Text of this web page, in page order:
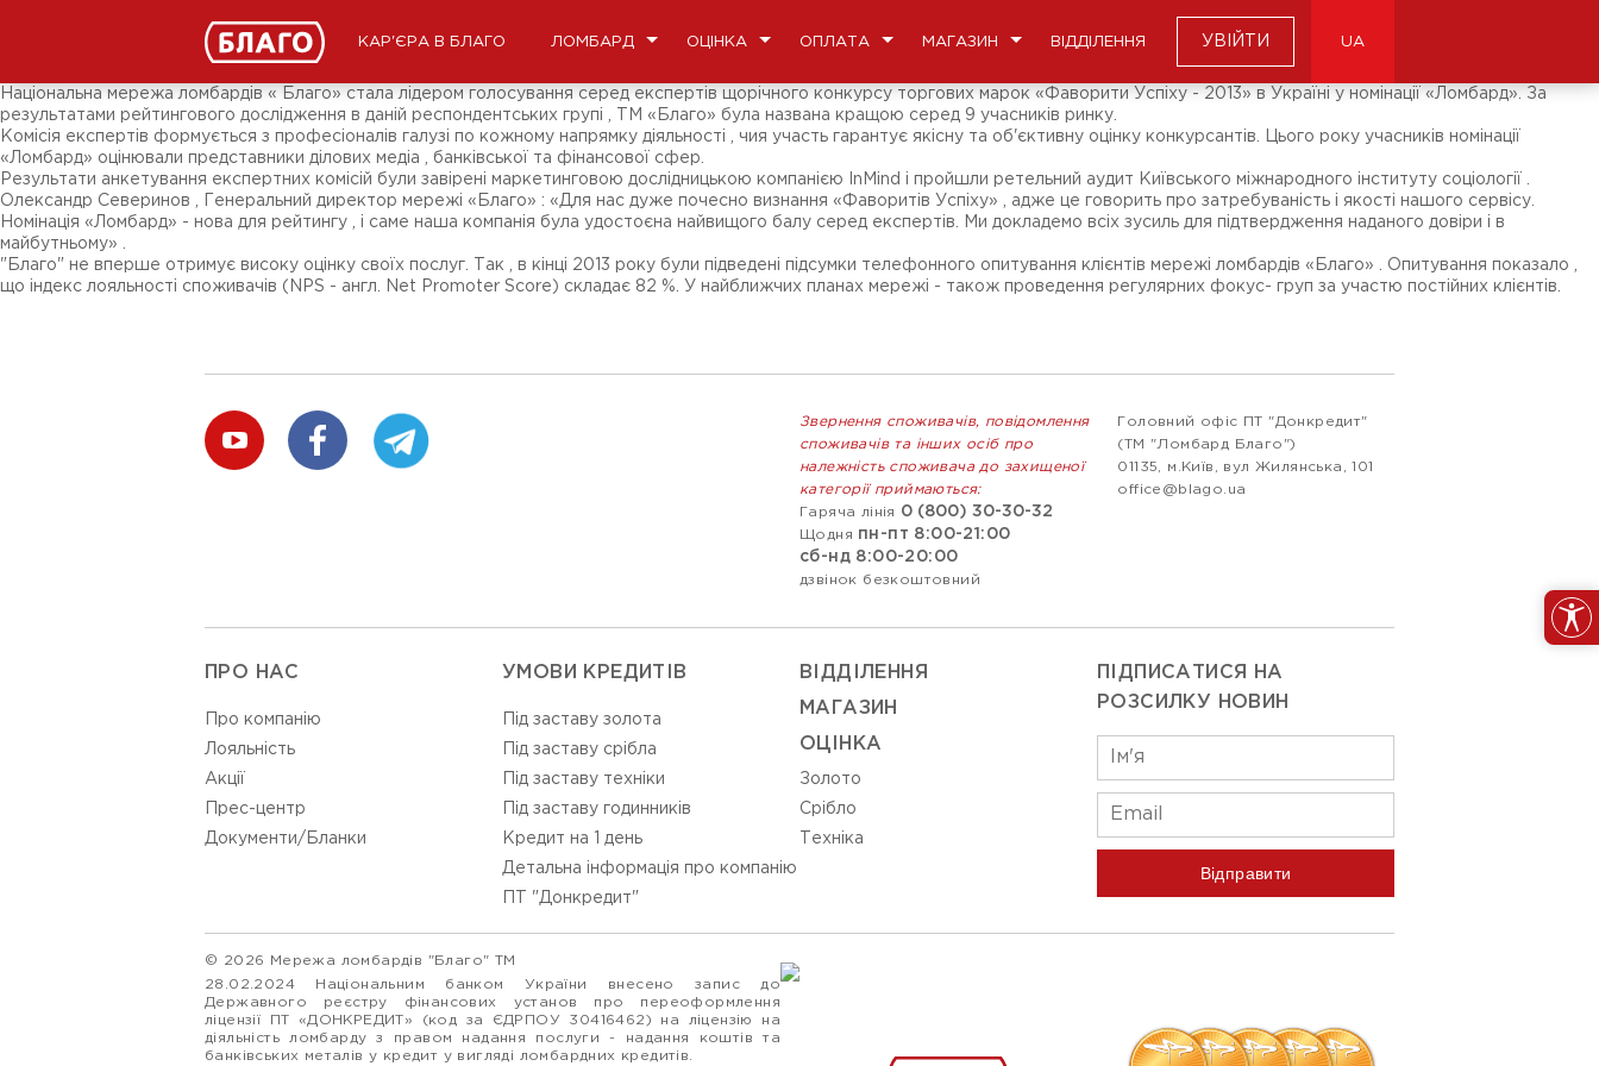
КАР'ЄРА В БЛАГО ЛОМБАРД ОЦІНКА ОПЛАТА МАГАЗИН ВІДДІЛЕННЯ УВІЙТИ UA
Підписники соц-мереж
Національна мережа ломбардів « Благо» стала лідером голосування серед експертів щорічного конкурсу торгових марок «Фаворити Успіху - 2013» в Україні у номінації «Ломбард». За
результатами рейтингового дослідження в даній респондентських групі , ТМ «Благо» була названа кращою серед 9 учасників ринку.
Комісія експертів формується з професіоналів галузі по кожному напрямку діяльності , чия участь гарантує якісну та об'єктивну оцінку конкурсантів. Цього року учасників номінації
«Ломбард» оцінювали представники ділових медіа , банківської та фінансової сфер.
Результати анкетування експертних комісій були завірені маркетинговою дослідницькою компанією InMind і пройшли ретельний аудит Київського міжнародного інституту соціології .
Олександр Северинов , Генеральний директор мережі «Благо» : «Для нас дуже почесно визнання «Фаворитів Успіху» , адже це говорить про затребуваність і якості нашого сервісу.
Номінація «Ломбард» - нова для рейтингу , і саме наша компанія була удостоєна найвищого балу серед експертів. Ми докладемо всіх зусиль для підтвердження наданого довіри і в
майбутньому» .
"Благо" не вперше отримує високу оцінку своїх послуг. Так , в кінці 2013 року були підведені підсумки телефонного опитування клієнтів мережі ломбардів «Благо» . Опитування показало ,
що індекс лояльності споживачів (NPS - англ. Net Promoter Score) складає 82 %. У найближчих планах мережі - також проведення регулярних фокус- груп за участю постійних клієнтів.
Звернення споживачів, повідомлення
споживачів та інших осіб про
належність споживача до захищеної
категорії приймаються:
Гаряча лінія
0 (800) 30-30-32
Щодня пн-пт 8:00-21:00
сб-нд 8:00-20:00
дзвінок безкоштовний
Головний офіс ПТ "Донкредит"
(ТМ "Ломбард Благо")
01135, м.Київ, вул Жилянська, 101
office@blago.ua
ПРО НАС
Про компанію
Лояльність
Акції
Прес-центр
Документи/Бланки
УМОВИ КРЕДИТІВ
Під заставу золота
Під заставу срібла
Під заставу техніки
Під заставу годинників
Кредит на 1 день
Детальна інформація про компанію
ПТ "Донкредит"
ВIДДIЛЕННЯ
МАГАЗИН
ОЦIНКА
Золото
Срiбло
Технiка
ПІДПИСАТИСЯ НА
РОЗСИЛКУ НОВИН
Відправити
© 2026 Мережа ломбардів "Благо" ТМ
28.02.2024 Національним банком України внесено запис до
Державного реєстру фінансових установ про переоформлення
ліцензії ПТ «ДОНКРЕДИТ» (код за ЄДРПОУ 30416462) на ліцензію на
діяльність ломбарду з правом надання послуги - надання коштів та
банківських металів у кредит у вигляді ломбардних кредитів.